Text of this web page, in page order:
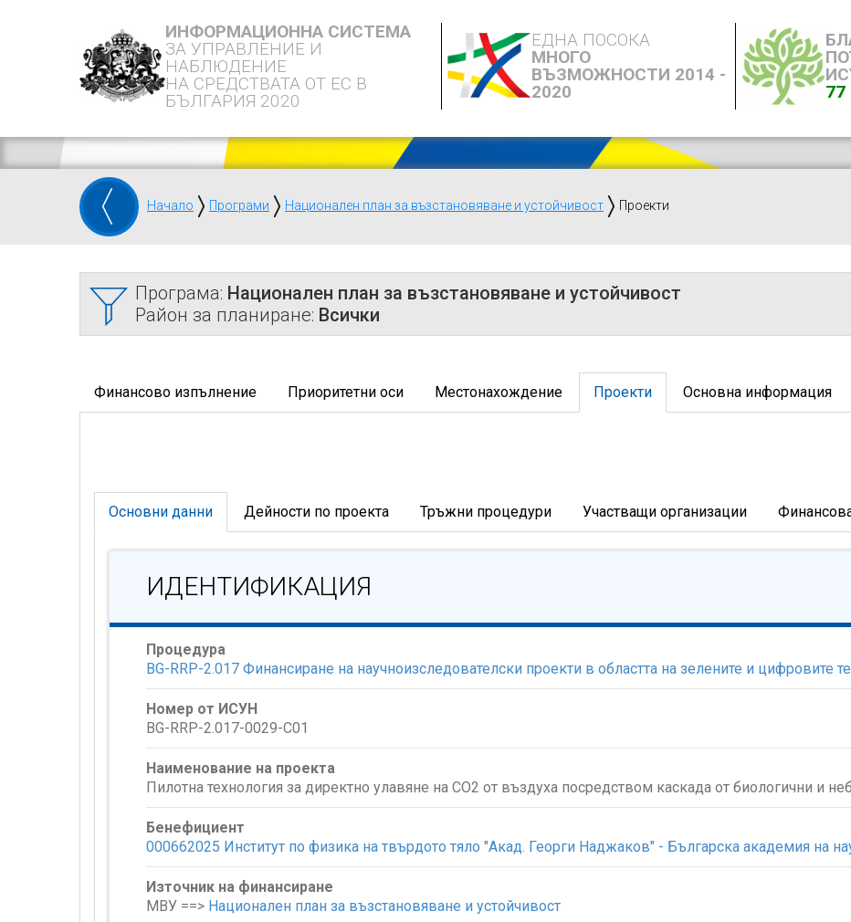
ИНФОРМАЦИОННА СИСТЕМА
ЗА УПРАВЛЕНИЕ И
НАБЛЮДЕНИЕ
НА СРЕДСТВАТА ОТ ЕС В
БЪЛГАРИЯ 2020
ЕДНА ПОСОКА
МНОГО
ВЪЗМОЖНОСТИ 2014 -
2020
77
Начало Програми Национален план за възстановяване и устойчивост Проекти
Програма: Национален план за възстановяване и устойчивост
Район за планиране: Всички
Финансово изпълнение Приоритетни оси Местонахождение Проекти Основна информация
Основни данни Дейности по проекта Тръжни процедури Участващи организации
ИДЕНТИФИКАЦИЯ
Процедура
BG-RRP-2.017 Финансиране на научноизследователски проекти в областта на зелените и цифровите
Номер от ИСУН
BG-RRP-2.017-0029-C01
Наименование на проекта
Пилотна технология за директно улавяне на СО2 от въздуха посредством каскада от биологични и
Бенефициент
000662025 Институт по физика на твърдото тяло "Акад. Георги Наджаков" - Българска академия на
Източник на финансиране
МВУ ==> Национален план за възстановяване и устойчивост